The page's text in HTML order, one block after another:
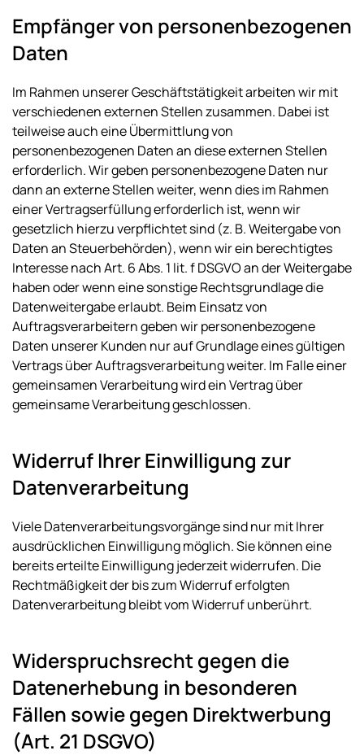
Empfänger von personenbezogenen
Daten
Im Rahmen unserer Geschäftstätigkeit arbeiten wir mit
verschiedenen externen Stellen zusammen. Dabei ist
teilweise auch eine Übermittlung von
personenbezogenen Daten an diese externen Stellen
erforderlich. Wir geben personenbezogene Daten nur
dann an externe Stellen weiter, wenn dies im Rahmen
einer Vertragserfüllung erforderlich ist, wenn wir
gesetzlich hierzu verpflichtet sind (z. B. Weitergabe von
Daten an Steuerbehörden), wenn wir ein berechtigtes
Interesse nach Art. 6 Abs. 1 lit. f DSGVO an der Weitergabe
haben oder wenn eine sonstige Rechtsgrundlage die
Datenweitergabe erlaubt. Beim Einsatz von
Auftragsverarbeitern geben wir personenbezogene
Daten unserer Kunden nur auf Grundlage eines gültigen
Vertrags über Auftragsverarbeitung weiter. Im Falle einer
gemeinsamen Verarbeitung wird ein Vertrag über
gemeinsame Verarbeitung geschlossen.
Widerruf Ihrer Einwilligung zur
Datenverarbeitung
Viele Datenverarbeitungsvorgänge sind nur mit Ihrer
ausdrücklichen Einwilligung möglich. Sie können eine
bereits erteilte Einwilligung jederzeit widerrufen. Die
Rechtmäßigkeit der bis zum Widerruf erfolgten
Datenverarbeitung bleibt vom Widerruf unberührt.
Widerspruchsrecht gegen die
Datenerhebung in besonderen
Fällen sowie gegen Direktwerbung
(Art. 21 DSGVO)